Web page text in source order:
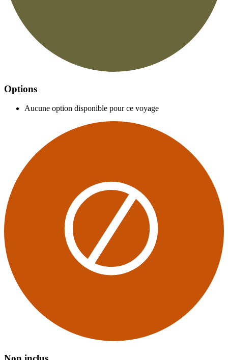
Options
Aucune option disponible pour ce voyage